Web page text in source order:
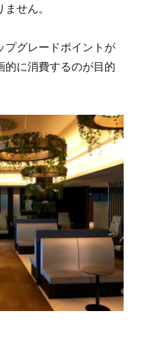
せん。
プグレードポイントが
的に消費するのが目的